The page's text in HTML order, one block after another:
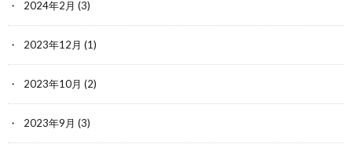
2024年2月 (3)
2023年12月 (1)
2023年10月 (2)
2023年9月 (3)